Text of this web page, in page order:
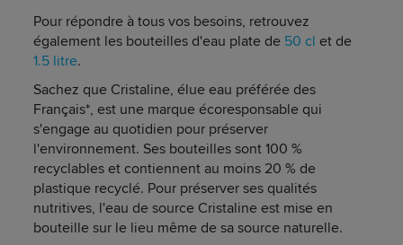
Pour répondre à tous vos besoins, retrouvez
également les bouteilles d'eau plate de 50 cl et de
1.5 litre.
Sachez que Cristaline, élue eau préférée des
Français*, est une marque écoresponsable qui
s'engage au quotidien pour préserver
l'environnement. Ses bouteilles sont 100 %
recyclables et contiennent au moins 20 % de
plastique recyclé. Pour préserver ses qualités
nutritives, l'eau de source Cristaline est mise en
bouteille sur le lieu même de sa source naturelle.